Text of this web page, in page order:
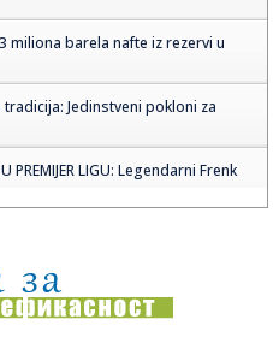
miliona barela nafte iz rezervi u
Jedinstveni pokloni za
PREMIJER LIGU: Legendarni Frenk
paracetamolu i autizmu: "To je